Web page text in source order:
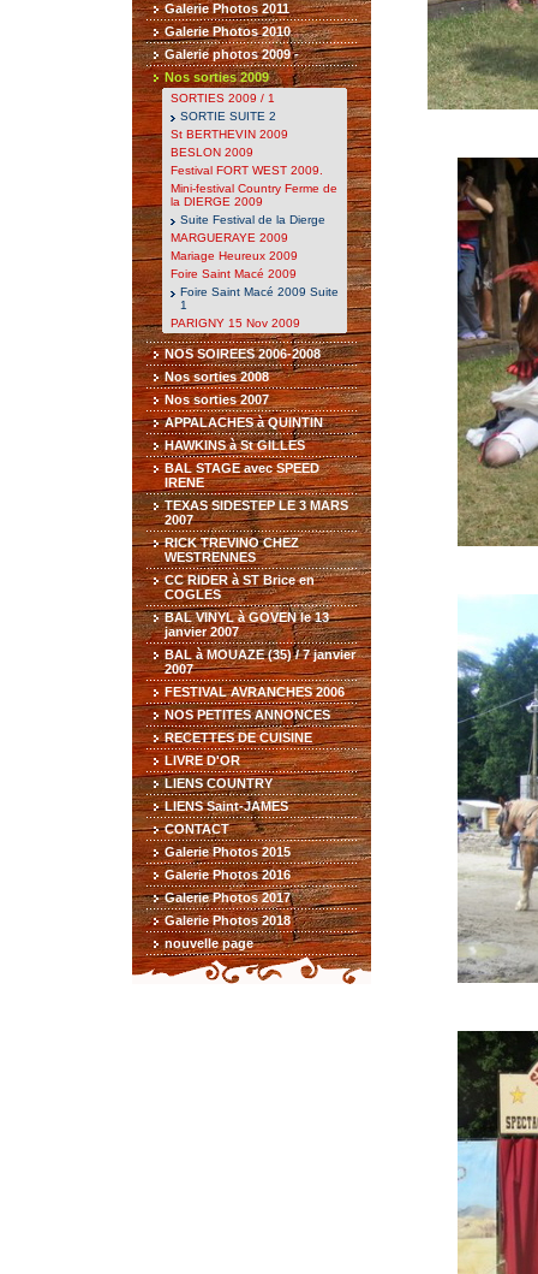
Galerie Photos 2011
Galerie Photos 2010
Galerie photos 2009 -
Nos sorties 2009
SORTIES 2009 / 1
SORTIE SUITE 2
St BERTHEVIN 2009
BESLON 2009
Festival FORT WEST 2009.
Mini-festival Country Ferme de
la DIERGE 2009
Suite Festival de la Dierge
MARGUERAYE 2009
Mariage Heureux 2009
Foire Saint Macé 2009
Foire Saint Macé 2009 Suite
1
PARIGNY 15 Nov 2009
NOS SOIREES 2006-2008
Nos sorties 2008
Nos sorties 2007
APPALACHES à QUINTIN
HAWKINS à St GILLES
BAL STAGE avec SPEED
IRENE
TEXAS SIDESTEP LE 3 MARS
2007
RICK TREVINO CHEZ
WESTRENNES
CC RIDER à ST Brice en
COGLES
BAL VINYL à GOVEN le 13
janvier 2007
BAL à MOUAZE (35) / 7 janvier
2007
FESTIVAL AVRANCHES 2006
NOS PETITES ANNONCES
RECETTES DE CUISINE
LIVRE D'OR
LIENS COUNTRY
LIENS Saint-JAMES
CONTACT
Galerie Photos 2015
Galerie Photos 2016
Galerie Photos 2017
Galerie Photos 2018
nouvelle page